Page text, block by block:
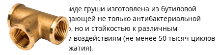
Мембрана в виде груши изготовлена из бутиловой
резины, обладающей не только антибактериальной
поверхностью, но и стойкостью к различным
механическим воздействиям (не менее 50 тысяч циклов
растяжения-сжатия).